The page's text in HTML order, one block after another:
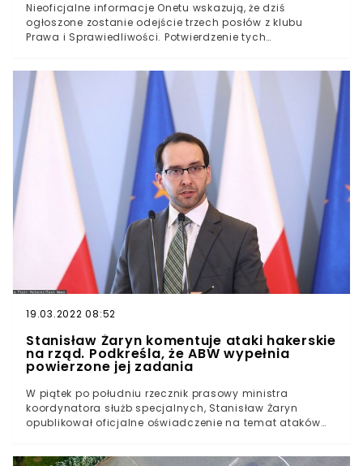
Nieoficjalne informacje Onetu wskazują, że dziś
ogłoszone zostanie odejście trzech posłów z klubu
Prawa i Sprawiedliwości. Potwierdzenie tych
stracić trzech posłów, a co za tym idzie, pod znakiem
zapytania znajduje się obecnie większość rządowa
partii Jarosława Kaczyńskiego i jej koalicjantów ze
Zjednoczonej Prawicy.Wśród nazwisk, które wymieniane
są w grupie posłów mających ogłosić opuszczenie
szeregów PiS jest Zbigniew Girzyński.
19.03.2022 08:52
Stanisław Żaryn komentuje ataki hakerskie
na rząd. Podkreśla, że ABW wypełnia
powierzone jej zadania
W piątek po południu rzecznik prasowy ministra
koordynatora służb specjalnych, Stanisław Żaryn
opublikował oficjalne oświadczenie na temat ataków